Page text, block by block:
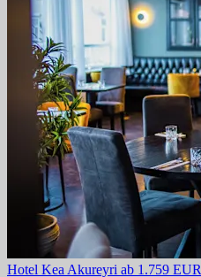
Hotel Kea Akureyri ab 1.759 EUR